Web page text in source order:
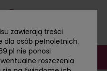
zawierają treści
osób pełnoletnich.
nie ponosi
roszczenia